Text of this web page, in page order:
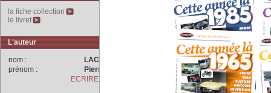
la fiche collection
le livret
L'auteur
nom :
LACHET
prénom :
Pierre
ECRIRE A L'AUTEUR
deux vendue dans le
n'est que de 260 dollars
Ford est le premier à
c'est voiture du siècle !
sont produits aux
Allemagne et en France.